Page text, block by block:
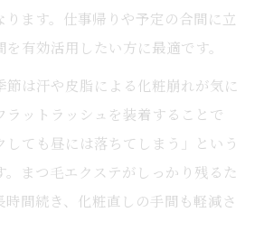
ります。仕事帰りや予定の合間に立
有効活用したい方に最適です。
節は汗や皮脂による化粧崩れが気に
ラットラッシュを装着することで
しても昼には落ちてしまう」という
。まつ毛エクステがしっかり残るた
時間続き、化粧直しの手間も軽減さ